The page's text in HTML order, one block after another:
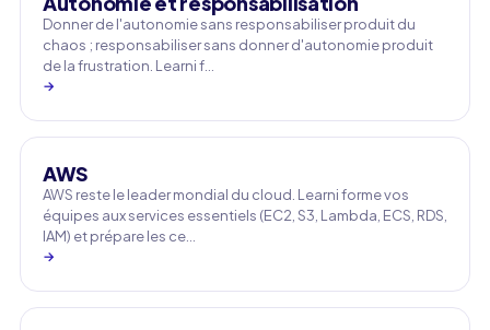
Donner de l'autonomie sans responsabiliser produit du
chaos ; responsabiliser sans donner d'autonomie produit
de la frustration. Learni f…
→
AWS
AWS reste le leader mondial du cloud. Learni forme vos
équipes aux services essentiels (EC2, S3, Lambda, ECS, RDS,
IAM) et prépare les ce…
→